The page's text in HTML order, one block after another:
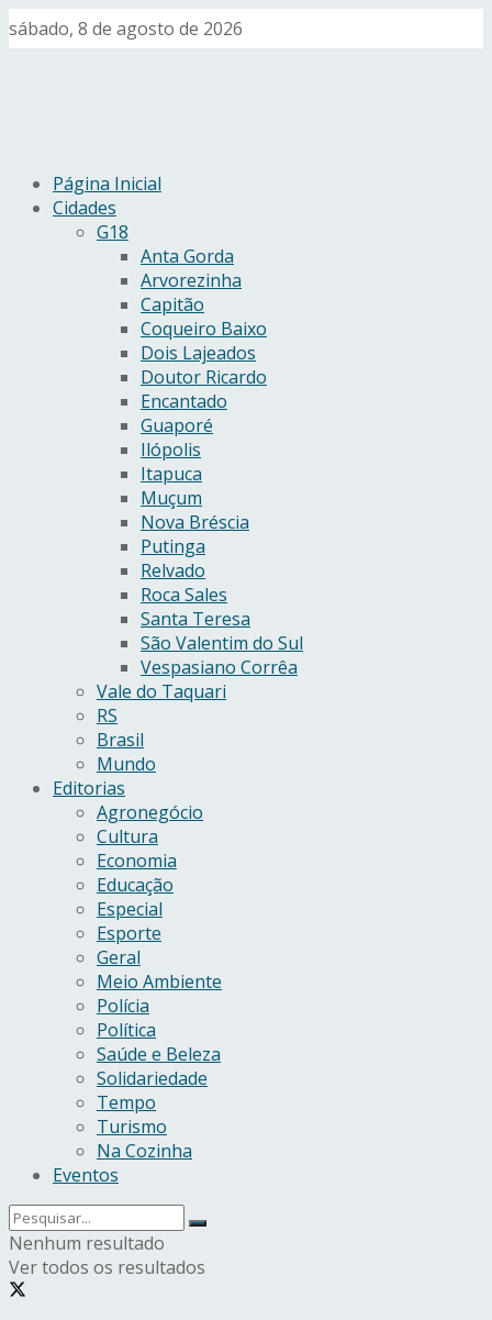
sábado, 8 de agosto de 2026
Página Inicial
Cidades
G18
Anta Gorda
Arvorezinha
Capitão
Coqueiro Baixo
Dois Lajeados
Doutor Ricardo
Encantado
Guaporé
Ilópolis
Itapuca
Muçum
Nova Bréscia
Putinga
Relvado
Roca Sales
Santa Teresa
São Valentim do Sul
Vespasiano Corrêa
Vale do Taquari
RS
Brasil
Mundo
Editorias
Agronegócio
Cultura
Economia
Educação
Especial
Esporte
Geral
Meio Ambiente
Polícia
Política
Saúde e Beleza
Solidariedade
Tempo
Turismo
Na Cozinha
Eventos
Nenhum resultado
Ver todos os resultados